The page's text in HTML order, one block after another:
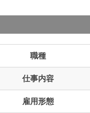
職種
仕事内容
雇用形態